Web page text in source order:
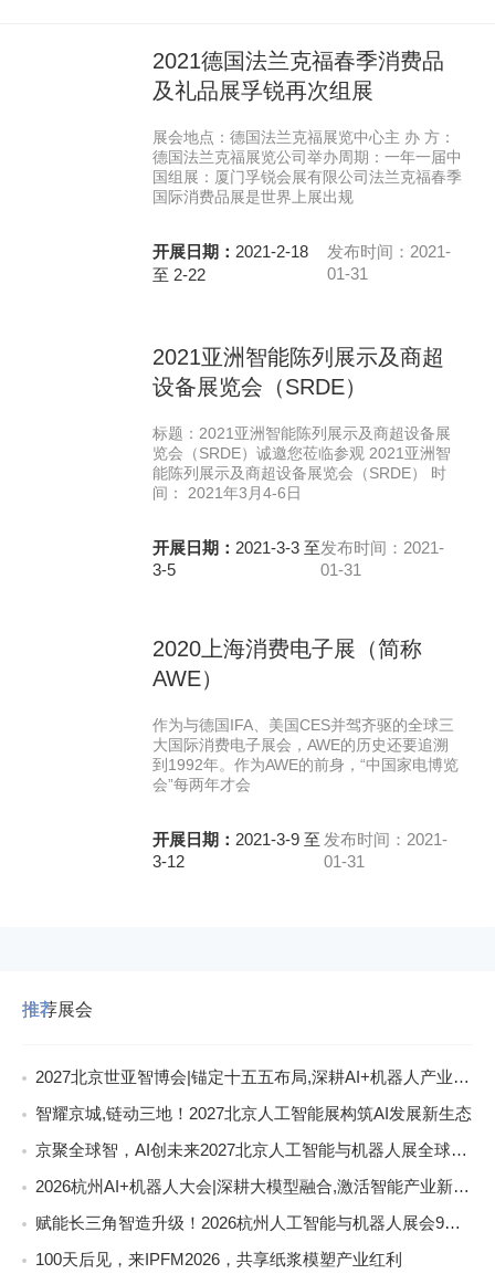
2021德国法兰克福春季消费品
及礼品展孚锐再次组展
展会地点：德国法兰克福展览中心主 办 方：
德国法兰克福展览公司举办周期：一年一届中
国组展：厦门孚锐会展有限公司法兰克福春季
国际消费品展是世界上展出规
开展日期： 2021-2-18
至 2-22
发布时间：2021-
01-31
2021亚洲智能陈列展示及商超
设备展览会（SRDE）
标题：2021亚洲智能陈列展示及商超设备展
览会（SRDE）诚邀您莅临参观 2021亚洲智
能陈列展示及商超设备展览会（SRDE） 时
间： 2021年3月4-6日
开展日期： 2021-3-3 至
3-5
发布时间：2021-
01-31
2020上海消费电子展（简称
AWE）
作为与德国IFA、美国CES并驾齐驱的全球三
大国际消费电子展会，AWE的历史还要追溯
到1992年。作为AWE的前身，“中国家电博览
会”每两年才会
开展日期： 2021-3-9 至
3-12
发布时间：2021-
01-31
推荐展会
2027北京世亚智博会|锚定十五五布局,深耕AI+机器人产业新赛道
智耀京城,链动三地！2027北京人工智能展构筑AI发展新生态
京聚全球智，AI创未来2027北京人工智能与机器人展全球启动
2026杭州AI+机器人大会|深耕大模型融合,激活智能产业新动能
赋能长三角智造升级！2026杭州人工智能与机器人展会9月启幕
100天后见，来IPFM2026，共享纸浆模塑产业红利